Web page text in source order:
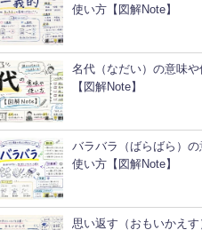
使い方【図解Note】
名代（なだい）の意味や
【図解Note】
バラバラ（ばらばら）の
使い方【図解Note】
思い返す（おもいかえす